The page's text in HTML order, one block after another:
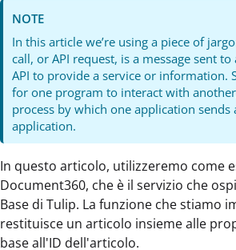
NOTE
In this article we’re using a piece of
call, or API request, is a message sent
API to provide a service or information.
for one program to interact with
process by which one application
application.
In questo articolo, utilizzeremo come
Document360, che è il servizio che
Base di Tulip. La funzione che stiamo
restituisce un articolo insieme alle
base all'ID dell'articolo.